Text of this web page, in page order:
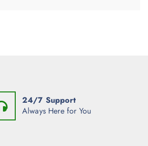
24/7 Support
Always Here for You